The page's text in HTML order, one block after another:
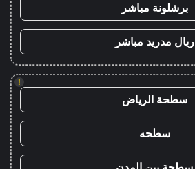
برشلونة مباشر
ريال مدريد مباشر
!
سطحة الرياض
سطحه